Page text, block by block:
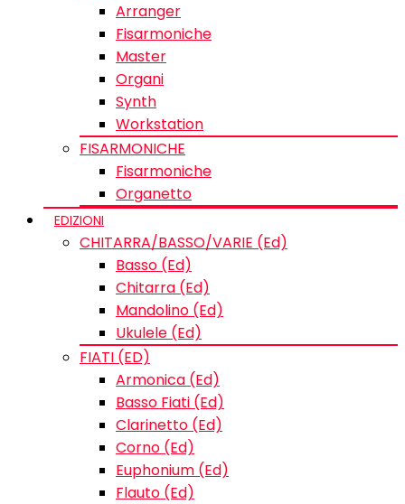
Arranger
Fisarmoniche
Master
Organi
Synth
Workstation
FISARMONICHE
Fisarmoniche
Organetto
EDIZIONI
CHITARRA/BASSO/VARIE (Ed)
Basso (Ed)
Chitarra (Ed)
Mandolino (Ed)
Ukulele (Ed)
FIATI (ED)
Armonica (Ed)
Basso Fiati (Ed)
Clarinetto (Ed)
Corno (Ed)
Euphonium (Ed)
Flauto (Ed)